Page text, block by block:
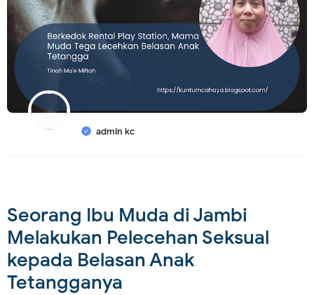
admin kc
Seorang Ibu Muda di Jambi
Melakukan Pelecehan Seksual
kepada Belasan Anak
Tetangganya